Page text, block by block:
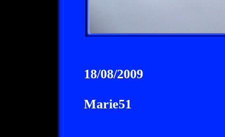
18/08/2009
Marie51